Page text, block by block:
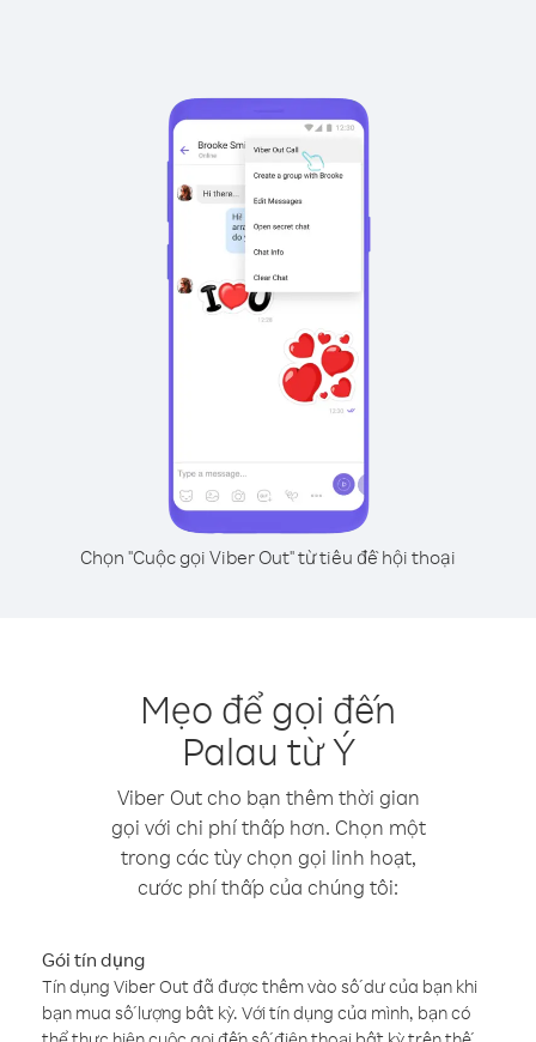
Chọn "Cuộc gọi Viber Out" từ tiêu đề hội thoại
Mẹo để gọi đến
Palau từ Ý
Viber Out cho bạn thêm thời gian
gọi với chi phí thấp hơn. Chọn một
trong các tùy chọn gọi linh hoạt,
cước phí thấp của chúng tôi:
Gói tín dụng
Tín dụng Viber Out đã được thêm vào số dư của bạn khi
bạn mua số lượng bất kỳ. Với tín dụng của mình, bạn có